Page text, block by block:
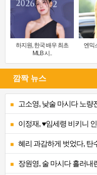
하지원, 한국 배우 최초
MLB 시..
엔믹
깜짝 뉴스
고소영, 낮술 마시다 노량
이정재, ♥임세령 비키니
혜리 과감하게 벗었다, 탄
장원영, 술 마시다 흘러